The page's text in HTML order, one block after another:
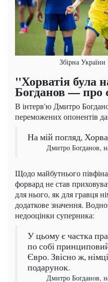
Збірна
"Хорватія була
Богданов — про
В інтерв'ю Дмитро
переможених опонентів
На мій погляд,
Дмитро Богданов,
Щодо майбутнього
форвард не став
для нього, як для гравця
додаткове значення.
недооцінки суперника:
У цьому є частка
по собі
Євро. Звісно ж,
подарунок.
Дмитро Богданов,